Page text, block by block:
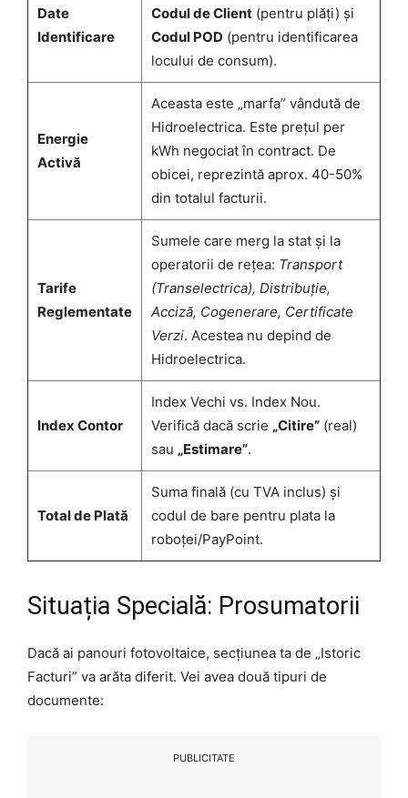
Date
Identificare
Codul de Client (pentru plăți) și
Codul POD (pentru identificarea
locului de consum).
Energie
Activă
Aceasta este „marfa” vândută de
Hidroelectrica. Este prețul per
kWh negociat în contract. De
obicei, reprezintă aprox. 40-50%
din totalul facturii.
Tarife
Reglementate
Sumele care merg la stat și la
operatorii de rețea: Transport
(Transelectrica), Distribuție,
Acciză, Cogenerare, Certificate
Verzi. Acestea nu depind de
Hidroelectrica.
Index Contor
Index Vechi vs. Index Nou.
Verifică dacă scrie „Citire” (real)
sau „Estimare”.
Total de Plată
Suma finală (cu TVA inclus) și
codul de bare pentru plata la
roboței/PayPoint.
Situația Specială: Prosumatorii
Dacă ai panouri fotovoltaice, secțiunea ta de „Istoric
Facturi” va arăta diferit. Vei avea două tipuri de
documente:
PUBLICITATE